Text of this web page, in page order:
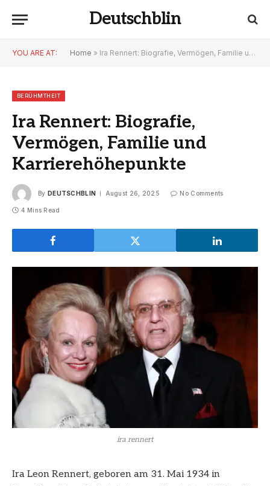
Deutschblin
YOU ARE AT: Home » Ira Rennert: Biografie, Vermögen, Familie und Karrierehöhepunkte
BERÜHMTHEIT
Ira Rennert: Biografie,
Vermögen, Familie und
Karrierehöhepunkte
By DEUTSCHBLIN August 26, 2025 No Comments
4 Mins Read
ira rennert
Ira Leon Rennert, geboren am 31. Mai 1934 in